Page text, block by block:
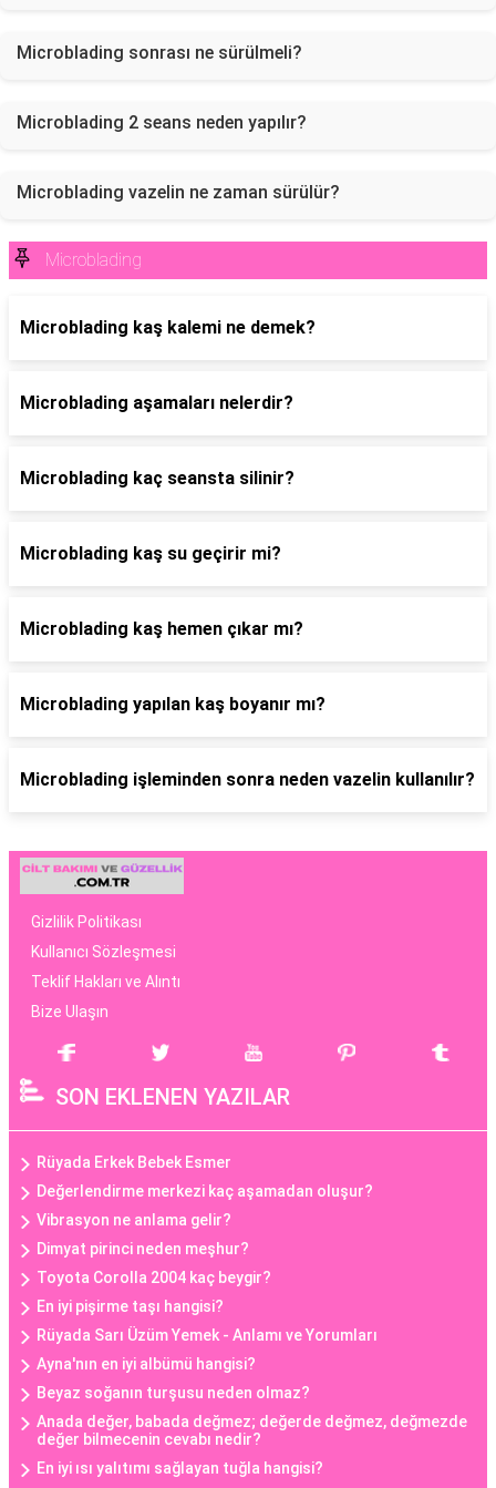
Microblading sonrası ne sürülmeli?
Microblading 2 seans neden yapılır?
Microblading vazelin ne zaman sürülür?
Microblading
Microblading kaş kalemi ne demek?
Microblading aşamaları nelerdir?
Microblading kaç seansta silinir?
Microblading kaş su geçirir mi?
Microblading kaş hemen çıkar mı?
Microblading yapılan kaş boyanır mı?
Microblading işleminden sonra neden vazelin kullanılır?
Gizlilik Politikası
Kullanıcı Sözleşmesi
Teklif Hakları ve Alıntı
Bize Ulaşın
SON EKLENEN YAZILAR
Rüyada Erkek Bebek Esmer
Değerlendirme merkezi kaç aşamadan oluşur?
Vibrasyon ne anlama gelir?
Dimyat pirinci neden meşhur?
Toyota Corolla 2004 kaç beygir?
En iyi pişirme taşı hangisi?
Rüyada Sarı Üzüm Yemek - Anlamı ve Yorumları
Ayna'nın en iyi albümü hangisi?
Beyaz soğanın turşusu neden olmaz?
Anada değer, babada değmez; değerde değmez, değmezde
değer bilmecenin cevabı nedir?
En iyi ısı yalıtımı sağlayan tuğla hangisi?